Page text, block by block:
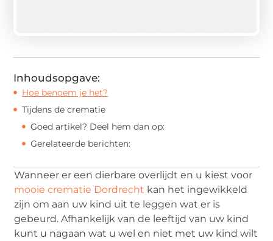
Inhoudsopgave:
Hoe benoem je het?
Tijdens de crematie
Goed artikel? Deel hem dan op:
Gerelateerde berichten:
Wanneer er een dierbare overlijdt en u kiest voor
mooie crematie Dordrecht kan het ingewikkeld
zijn om aan uw kind uit te leggen wat er is
gebeurd. Afhankelijk van de leeftijd van uw kind
kunt u nagaan wat u wel en niet met uw kind wilt